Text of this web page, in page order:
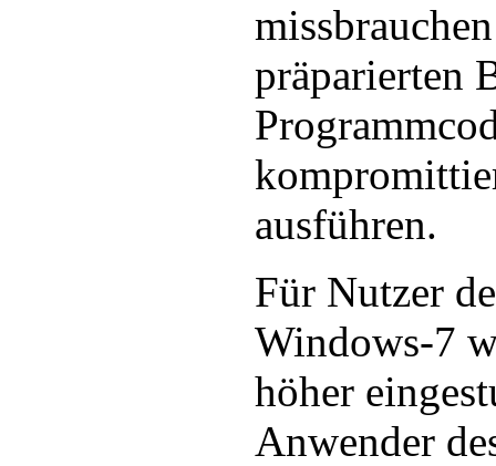
präparierten
ausführen.
Für Nutzer
Windows-7
höher
Anwender